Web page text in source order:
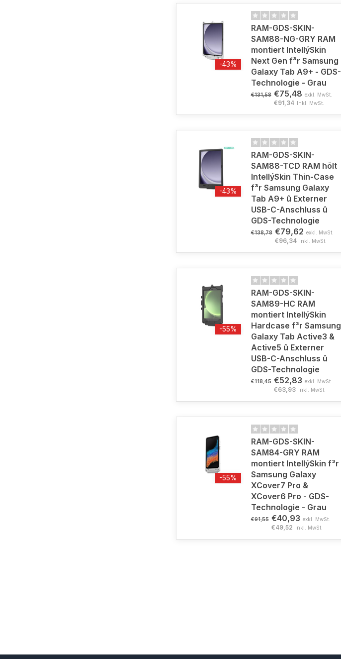
-43%
RAM-GDS-SKIN-
SAM88-NG-GRY RAM
montiert IntellýSkin
Next Gen f³r Samsung
Galaxy Tab A9+ - GDS-
Technologie - Grau
€131,58 €75,48 exkl. MwSt.
€91,34 Inkl. MwSt.
-43%
RAM-GDS-SKIN-
SAM88-TCD RAM hõlt
IntellýSkin Thin-Case
f³r Samsung Galaxy
Tab A9+ û Externer
USB-C-Anschluss û
GDS-Technologie
€138,78 €79,62 exkl. MwSt.
€96,34 Inkl. MwSt.
-55%
RAM-GDS-SKIN-
SAM89-HC RAM
montiert IntellýSkin
Hardcase f³r Samsung
Galaxy Tab Active3 &
Active5 û Externer
USB-C-Anschluss û
GDS-Technologie
€118,45 €52,83 exkl. MwSt.
€63,93 Inkl. MwSt.
-55%
RAM-GDS-SKIN-
SAM84-GRY RAM
montiert IntellýSkin f³r
Samsung Galaxy
XCover7 Pro &
XCover6 Pro - GDS-
Technologie - Grau
€91,55 €40,93 exkl. MwSt.
€49,52 Inkl. MwSt.